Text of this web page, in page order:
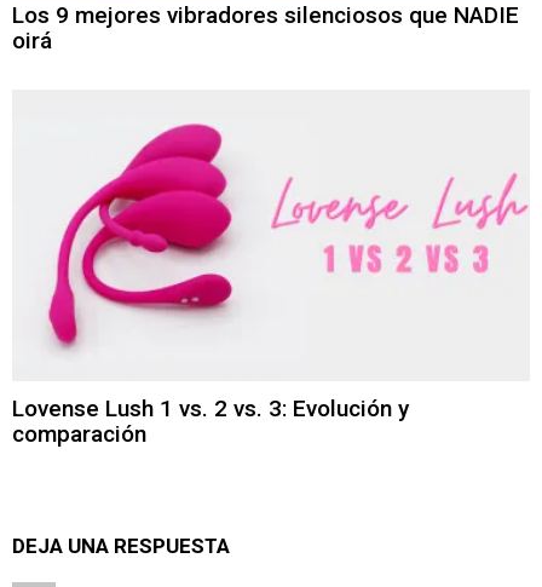
Los 9 mejores vibradores silenciosos que NADIE
oirá
Lovense Lush 1 vs. 2 vs. 3: Evolución y
comparación
DEJA UNA RESPUESTA